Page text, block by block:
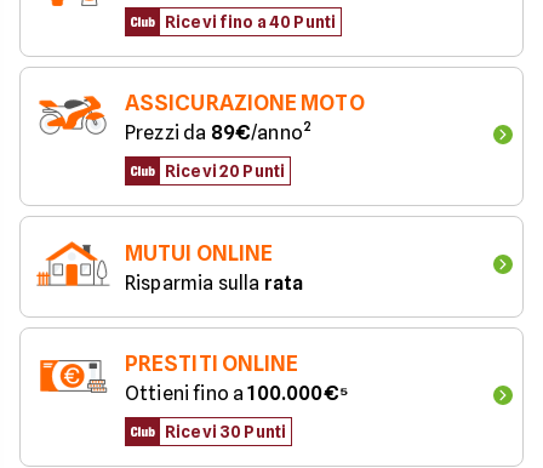
Ricevi fino a 40 Punti
ASSICURAZIONE MOTO
Prezzi da 89€/anno²
Ricevi 20 Punti
MUTUI ONLINE
Risparmia sulla rata
PRESTITI ONLINE
Ottieni fino a 100.000€⁵
Ricevi 30 Punti